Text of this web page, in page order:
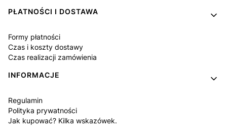
PŁATNOŚCI I DOSTAWA
Formy płatności
Czas i koszty dostawy
Czas realizacji zamówienia
INFORMACJE
Regulamin
Polityka prywatności
Jak kupować? Kilka wskazówek.